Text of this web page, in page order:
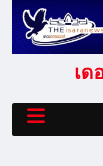
content
เด